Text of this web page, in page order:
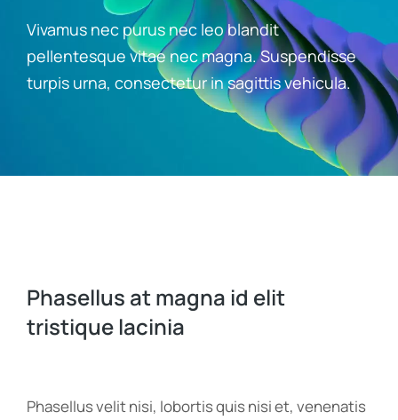
Vivamus nec purus nec leo blandit
pellentesque vitae nec magna. Suspendisse
turpis urna, consectetur in sagittis vehicula.
Phasellus at magna id elit
tristique lacinia
Phasellus velit nisi, lobortis quis nisi et, venenatis